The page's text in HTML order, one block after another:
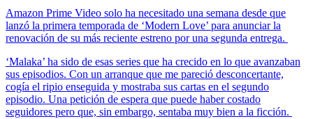
Amazon Prime Video solo ha necesitado una semana desde que
lanzó la primera temporada de ‘Modern Love’ para anunciar la
renovación de su más reciente estreno por una segunda entrega.
‘Malaka’ ha sido de esas series que ha crecido en lo que avanzaban
sus episodios. Con un arranque que me pareció desconcertante,
cogía el ripio enseguida y mostraba sus cartas en el segundo
episodio. Una petición de espera que puede haber costado
seguidores pero que, sin embargo, sentaba muy bien a la ficción.